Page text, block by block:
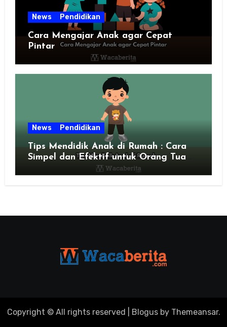
News Pendidikan
Cara Mengajar Anak agar Cepat
Pintar
News Pendidikan
Tips Mendidik Anak di Rumah : Cara
Simpel dan Efektif untuk Orang Tua
Zaman Sekarang
Copyright © All rights reserved Blogusby Themeansar.